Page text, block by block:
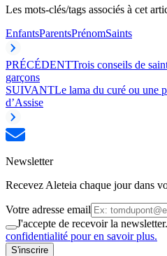
Les mots-clés/tags associés à cet
EnfantsParentsPrénomSaints
PRÉCÉDENTTrois conseils de
garçons
SUIVANTLe lama du curé ou une
d’Assise
Newsletter
Recevez Aleteia chaque jour dans
Votre adresse email
J'accepte de recevoir la
confidentialité pour en savoir plus.
S'inscrire